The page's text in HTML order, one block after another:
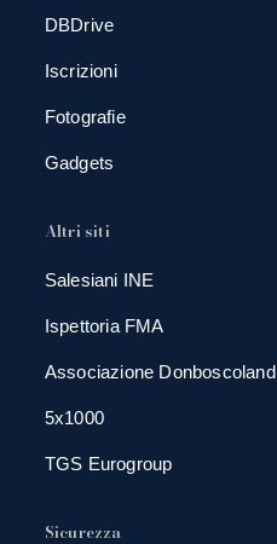
DBDrive
Iscrizioni
Fotografie
Gadgets
Altri siti
Salesiani INE
Ispettoria FMA
Associazione Donboscoland
5x1000
TGS Eurogroup
Sicurezza